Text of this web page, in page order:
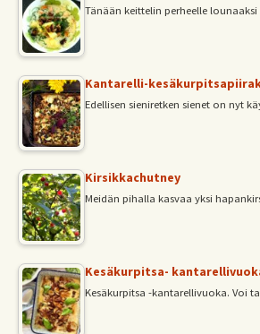
Tänään keittelin perheelle
Kantarelli-
Edellisen sieniretken sienet on nyt
Kirsikkachutney
Meidän pihalla kasvaa yksi
Kesäkurpitsa-
Kesäkurpitsa -kantarellivuoka. Voi